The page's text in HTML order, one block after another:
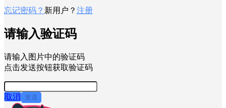
忘记密码？ 新用户？ 注册
请输入验证码
请输入图片中的验证码
点击发送按钮获取验证码
取消 发送